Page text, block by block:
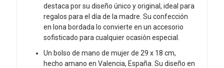
destaca por su diseño único y original, ideal para
regalos para el día de la madre. Su confección
en lona bordada lo convierte en un accesorio
sofisticado para cualquier ocasión especial.
Un bolso de mano de mujer de 29 x 18 cm,
hecho amano en Valencia, España. Su diseño en